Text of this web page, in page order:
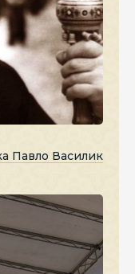
Павло Василик